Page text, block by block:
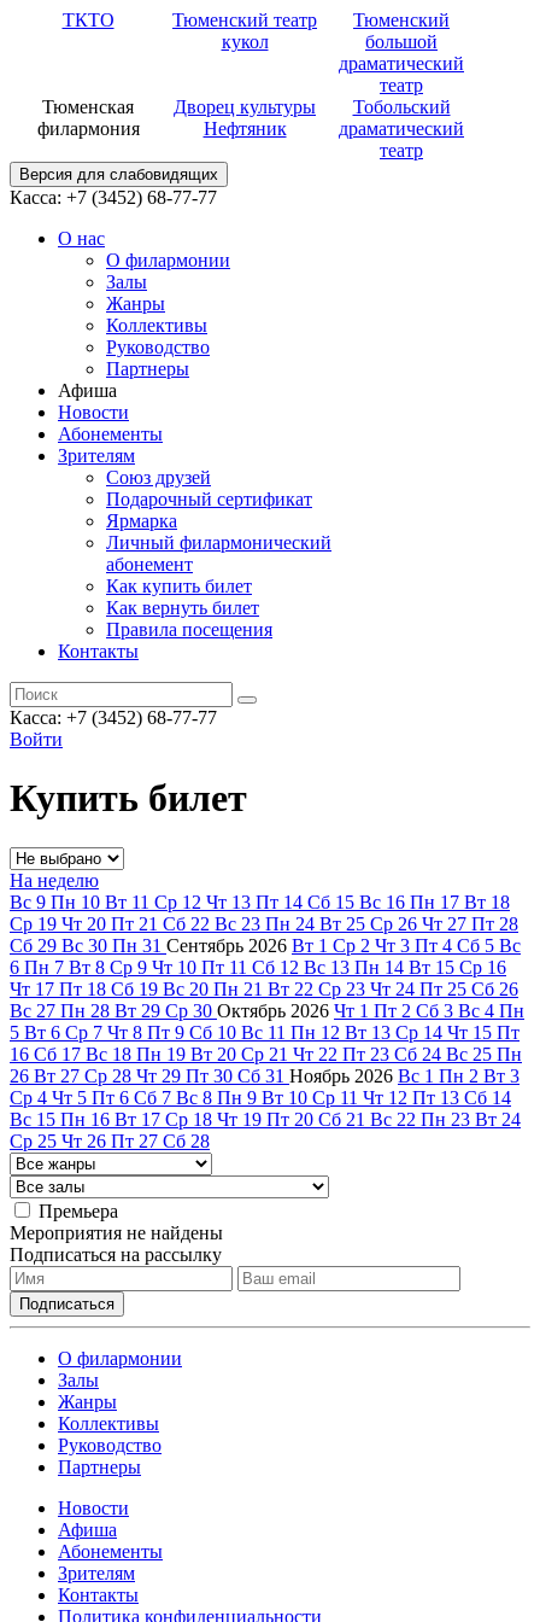
ТКТО
Тюменский театр
кукол
Тюменский
большой
драматический
театр
Тюменская
филармония
Дворец культуры
Нефтяник
Тобольский
драматический
театр
Версия для слабовидящих
Касса: +7 (3452) 68-77-77
О нас
О филармонии
Залы
Жанры
Коллективы
Руководство
Партнеры
Афиша
Новости
Абонементы
Зрителям
Союз друзей
Подарочный сертификат
Ярмарка
Личный филармонический
абонемент
Как купить билет
Как вернуть билет
Правила посещения
Контакты
Касса: +7 (3452) 68-77-77
Войти
Купить билет
На неделю
Вс 9 Пн 10 Вт 11 Ср 12 Чт 13 Пт 14 Сб 15 Вс 16 Пн 17 Вт 18
Ср 19 Чт 20 Пт 21 Сб 22 Вс 23 Пн 24 Вт 25 Ср 26 Чт 27 Пт 28
Сб 29 Вс 30 Пн 31 Сентябрь 2026 Вт 1 Ср 2 Чт 3 Пт 4 Сб 5 Вс
6 Пн 7 Вт 8 Ср 9 Чт 10 Пт 11 Сб 12 Вс 13 Пн 14 Вт 15 Ср 16
Чт 17 Пт 18 Сб 19 Вс 20 Пн 21 Вт 22 Ср 23 Чт 24 Пт 25 Сб 26
Вс 27 Пн 28 Вт 29 Ср 30 Октябрь 2026 Чт 1 Пт 2 Сб 3 Вс 4 Пн
5 Вт 6 Ср 7 Чт 8 Пт 9 Сб 10 Вс 11 Пн 12 Вт 13 Ср 14 Чт 15 Пт
16 Сб 17 Вс 18 Пн 19 Вт 20 Ср 21 Чт 22 Пт 23 Сб 24 Вс 25 Пн
26 Вт 27 Ср 28 Чт 29 Пт 30 Сб 31 Ноябрь 2026 Вс 1 Пн 2 Вт 3
Ср 4 Чт 5 Пт 6 Сб 7 Вс 8 Пн 9 Вт 10 Ср 11 Чт 12 Пт 13 Сб 14
Вс 15 Пн 16 Вт 17 Ср 18 Чт 19 Пт 20 Сб 21 Вс 22 Пн 23 Вт 24
Ср 25 Чт 26 Пт 27 Сб 28
Премьера
Мероприятия не найдены
Подписаться на рассылку
О филармонии
Залы
Жанры
Коллективы
Руководство
Партнеры
Новости
Афиша
Абонементы
Зрителям
Контакты
Политика конфиденциальности